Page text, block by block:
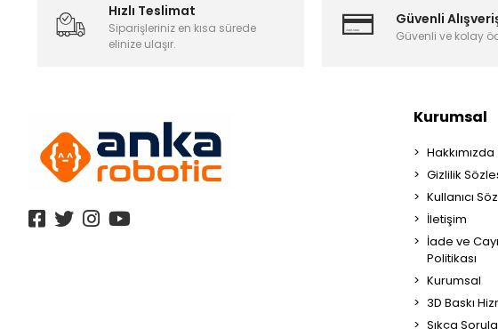
Hızlı Teslimat
Siparişleriniz en kısa sürede
elinize ulaşır.
Güvenli
Güvenli ve kolay
Kurumsal
Hakkımızda
Gizlilik
Kullanıcı
İletişim
İade ve
Politikası
Kurumsal
3D Baskı
Sıkça